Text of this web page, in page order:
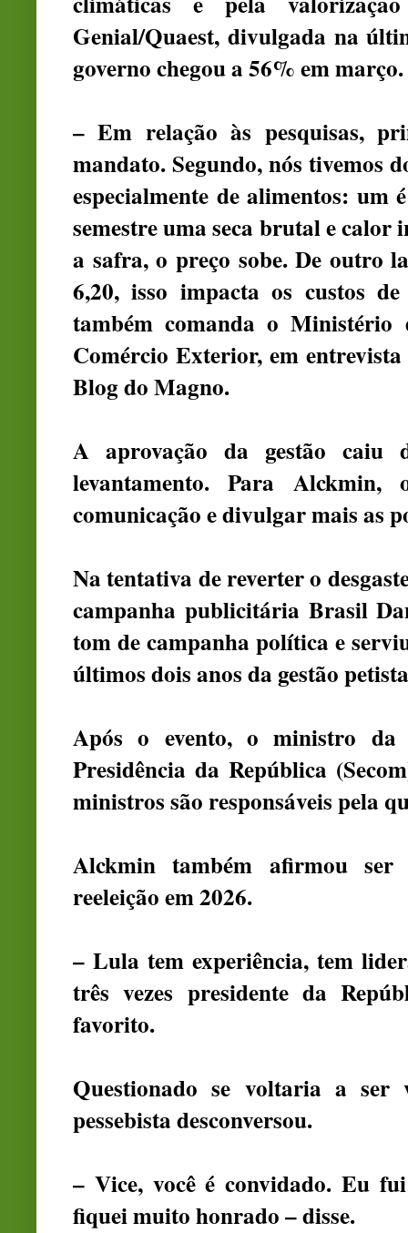
Genial/Quaest, divulgada na
governo chegou a 56% em março.
– Em relação às pesquisas,
mandato. Segundo, nós tivemos
especialmente de alimentos: um
semestre uma seca brutal e calor
a safra, o preço sobe. De outro
6,20, isso impacta os custos
também comanda o Ministério
Comércio Exterior, em
Blog do Magno.
A aprovação da gestão
levantamento. Para
comunicação e divulgar mais as
Na tentativa de reverter o
campanha publicitária Brasil
tom de campanha política e
últimos dois anos da gestão
Após o evento, o ministro da
Presidência da República
ministros são responsáveis pela
Alckmin também afirmou
reeleição em 2026.
– Lula tem experiência, tem
três vezes presidente da
favorito.
Questionado se voltaria a ser
pessebista desconversou.
– Vice, você é convidado. Eu
fiquei muito honrado – disse.